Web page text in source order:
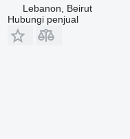
Lebanon, Beirut
Hubungi penjual